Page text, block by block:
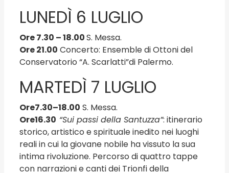
LUNEDÌ 6 LUGLIO
Ore 7.30 – 18.00S. Messa.
Ore 21.00 Concerto: Ensemble di Ottoni del
Conservatorio “A. Scarlatti”di Palermo.
MARTEDÌ 7 LUGLIO
Ore7.30–18.00 S. Messa.
Ore16.30 “Sui passi della Santuzza”: itinerario
storico, artistico e spirituale inedito nei luoghi
reali in cui la giovane nobile ha vissuto la sua
intima rivoluzione. Percorso di quattro tappe
con narrazioni e canti dei Trionfi della